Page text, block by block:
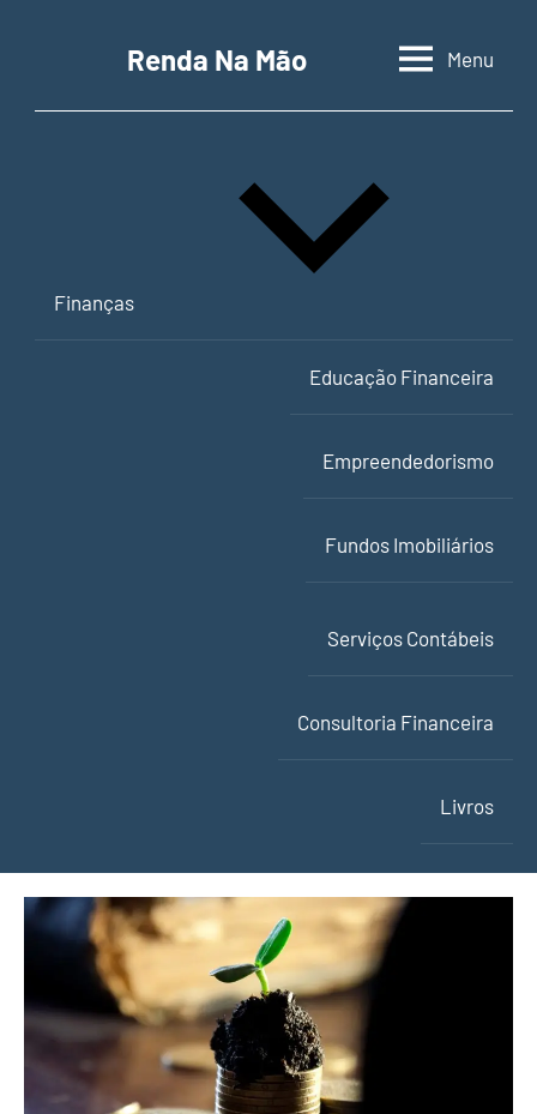
conteúdo
Renda Na Mão
Contabilidade,
empreendedorismo
Menu
Finanças
Educação Financeira
Empreendedorismo
Fundos Imobiliários
Serviços Contábeis
Consultoria Financeira
Livros